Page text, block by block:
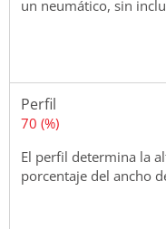
un neumático, sin
Perfil
70 (%)
El perfil determina la
porcentaje del ancho